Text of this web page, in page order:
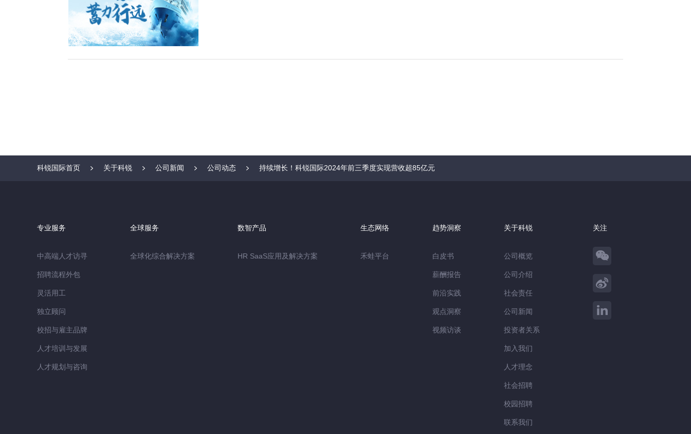
科锐国际首页 关于科锐 公司新闻 公司动态 持续增长！科锐国际2024年前三季度实现营收超85亿元
专业服务
中高端人才访寻
招聘流程外包
灵活用工
独立顾问
校招与雇主品牌
人才培训与发展
人才规划与咨询
全球服务
全球化综合解决方案
数智产品
HR SaaS应用及解决方案
生态网络
禾蛙平台
趋势洞察
白皮书
薪酬报告
前沿实践
观点洞察
视频访谈
关于科锐
公司概览
公司介绍
社会责任
公司新闻
投资者关系
加入我们
人才理念
社会招聘
校园招聘
联系我们
关注